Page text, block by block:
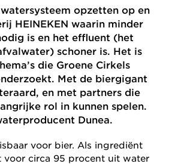
opzetten op en
HEINEKEN waarin minder
is en het effluent (het
schoner is. Het is
die Groene Cirkels
Met de biergigant
en met partners die
rol in kunnen spelen.
Dunea.
voor bier. Als ingrediënt
voor circa 95 procent uit water